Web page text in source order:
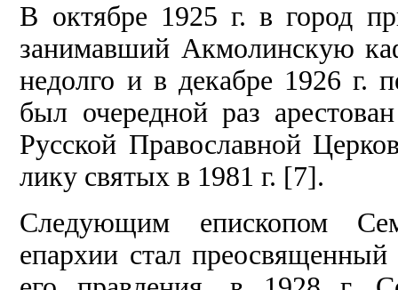
В октябре 1925 г. в город
занимавший Акмолинскую
недолго и в декабре 1926 г.
был очередной раз
Русской Православной
лику святых в 1981 г. [7].
Следующим епископом
епархии стал